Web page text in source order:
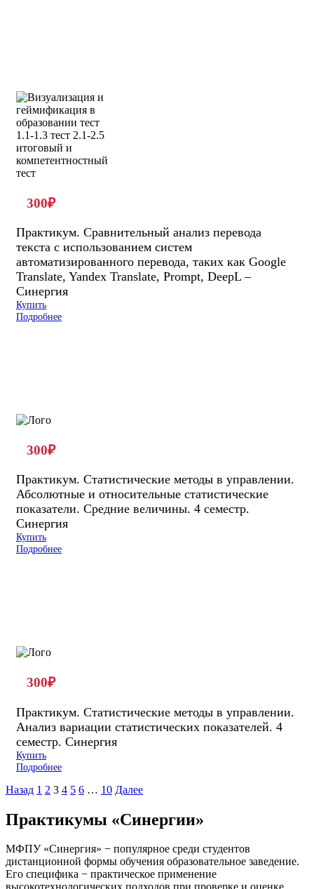
300₽
Практикум. Сравнительный анализ перевода
текста с использованием систем
автоматизированного перевода, таких как Google
Translate, Yandex Translate, Prompt, DeepL –
Синергия
Купить
Подробнее
300₽
Практикум. Статистические методы в управлении.
Абсолютные и относительные статистические
показатели. Средние величины. 4 семестр.
Синергия
Купить
Подробнее
300₽
Практикум. Статистические методы в управлении.
Анализ вариации статистических показателей. 4
семестр. Синергия
Купить
Подробнее
Назад 1 2 3 4 5 6 … 10 Далее
Практикумы «Синергии»
МФПУ «Синергия» − популярное среди студентов
дистанционной формы обучения образовательное заведение.
Его специфика − практическое применение